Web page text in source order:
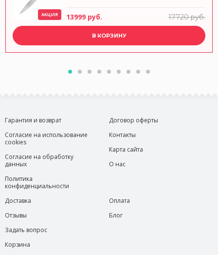
АКЦИЯ 13999 руб. 17720 руб.
В КОРЗИНУ
Гарантия и возврат
Согласие на использование
cookies
Согласие на обработку
данных
Политика
конфиденциальности
Договор оферты
Контакты
Карта сайта
О нас
Доставка
Отзывы
Задать вопрос
Корзина
Оплата
Блог